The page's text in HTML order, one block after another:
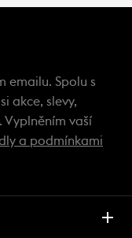
emailu. Spolu s
akce, slevy,
Vyplněním vaší
a podmínkami